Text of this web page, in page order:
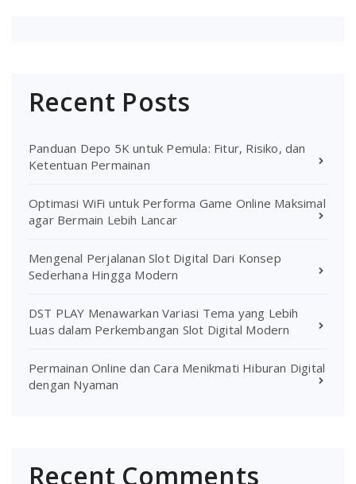
Recent Posts
Panduan Depo 5K untuk Pemula: Fitur, Risiko, dan
Ketentuan Permainan
Optimasi WiFi untuk Performa Game Online Maksimal
agar Bermain Lebih Lancar
Mengenal Perjalanan Slot Digital Dari Konsep
Sederhana Hingga Modern
DST PLAY Menawarkan Variasi Tema yang Lebih
Luas dalam Perkembangan Slot Digital Modern
Permainan Online dan Cara Menikmati Hiburan Digital
dengan Nyaman
Recent Comments